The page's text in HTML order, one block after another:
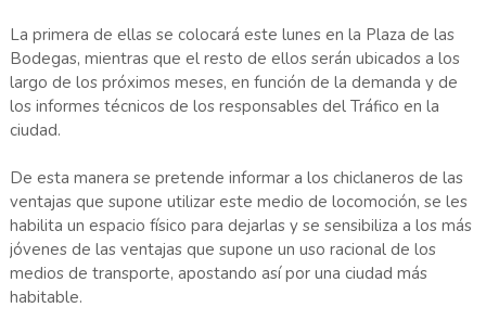
La primera de ellas se colocará este lunes en la Plaza de las
Bodegas, mientras que el resto de ellos serán ubicados a los
largo de los próximos meses, en función de la demanda y de
los informes técnicos de los responsables del Tráfico en la
ciudad.
De esta manera se pretende informar a los chiclaneros de las
ventajas que supone utilizar este medio de locomoción, se les
habilita un espacio físico para dejarlas y se sensibiliza a los más
jóvenes de las ventajas que supone un uso racional de los
medios de transporte, apostando así por una ciudad más
habitable.